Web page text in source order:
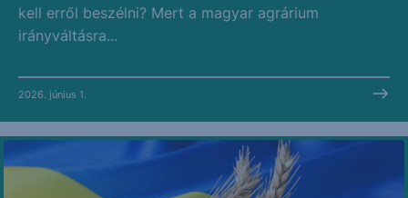
kell erről beszélni? Mert a magyar agrárium
irányváltásra...
2026. június 1.